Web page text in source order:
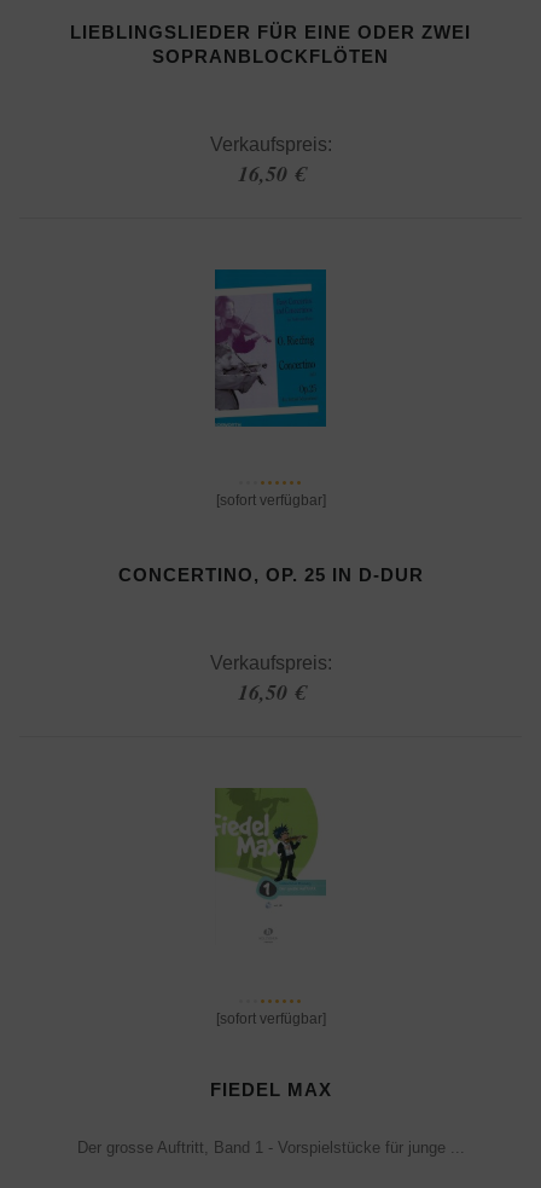
LIEBLINGSLIEDER FÜR EINE ODER ZWEI
SOPRANBLOCKFLÖTEN
Verkaufspreis:
16,50 €
[sofort verfügbar]
CONCERTINO, OP. 25 IN D-DUR
Verkaufspreis:
16,50 €
[sofort verfügbar]
FIEDEL MAX
Der grosse Auftritt, Band 1 - Vorspielstücke für junge ...